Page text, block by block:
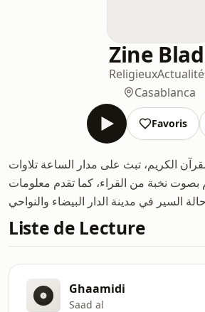
Zine
Religieux
Casablanca
Favoris
الكريم، تبث على مدار الساعة تلاوات
نخبة من القراء، كما تقدم معلومات
Liste de Lecture
Ghaamidi
Saad al